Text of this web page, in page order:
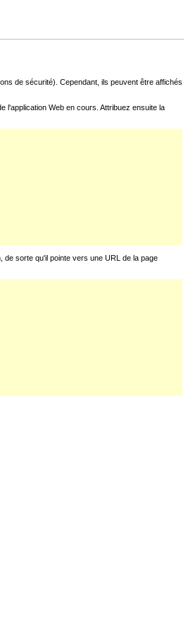
de sécurité). Cependant, ils peuvent être affichés
l'application Web en cours. Attribuez ensuite la
sorte qu'il pointe vers une URL de la page